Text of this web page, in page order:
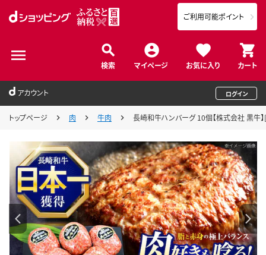
検索 マイページ お気に入り カート
ご利用可能ポイント
アカウント ログイン
トップページ 肉 牛肉 長崎和牛ハンバーグ 10個【株式会社 黒牛